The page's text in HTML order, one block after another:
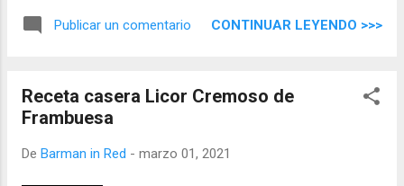
Publicar un comentario CONTINUAR LEYENDO >>>
Receta casera Licor Cremoso de
Frambuesa
De Barman in Red - marzo 01, 2021